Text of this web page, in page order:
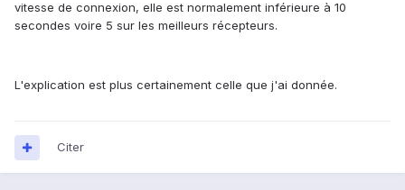
vitesse de connexion, elle est normalement inférieure à 10
secondes voire 5 sur les meilleurs récepteurs.
L'explication est plus certainement celle que j'ai donnée.
Citer